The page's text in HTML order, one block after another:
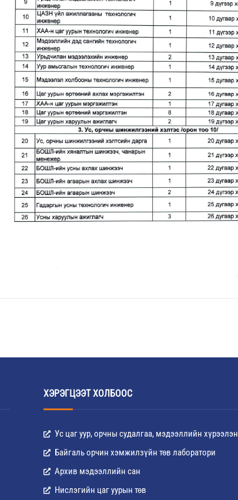
ХЭРЭГЦЭЭТ ХОЛБООС
Ус цаг уур, орчны судалгаа, мэдээллийн хүрээлэн
Байгаль орчин хэмжилзүйн төв лаборатори
Архив мэдээллийн сан
Нислэгийн цаг уурын төв